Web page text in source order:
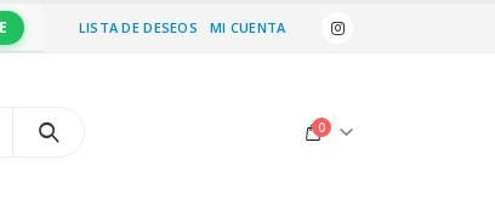
LISTA DE DESEOS MI CUENTA
0